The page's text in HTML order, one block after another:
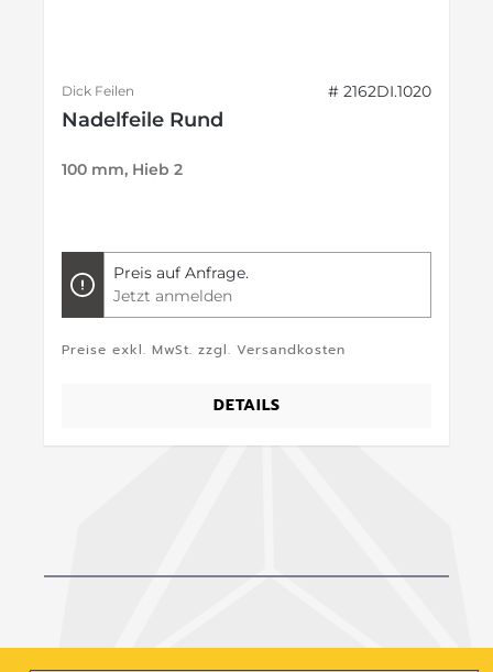
Dick Feilen # 2162DI.1020
Nadelfeile Rund
100 mm, Hieb 2
Preis auf Anfrage.
Jetzt anmelden
Preise exkl. MwSt. zzgl. Versandkosten
DETAILS